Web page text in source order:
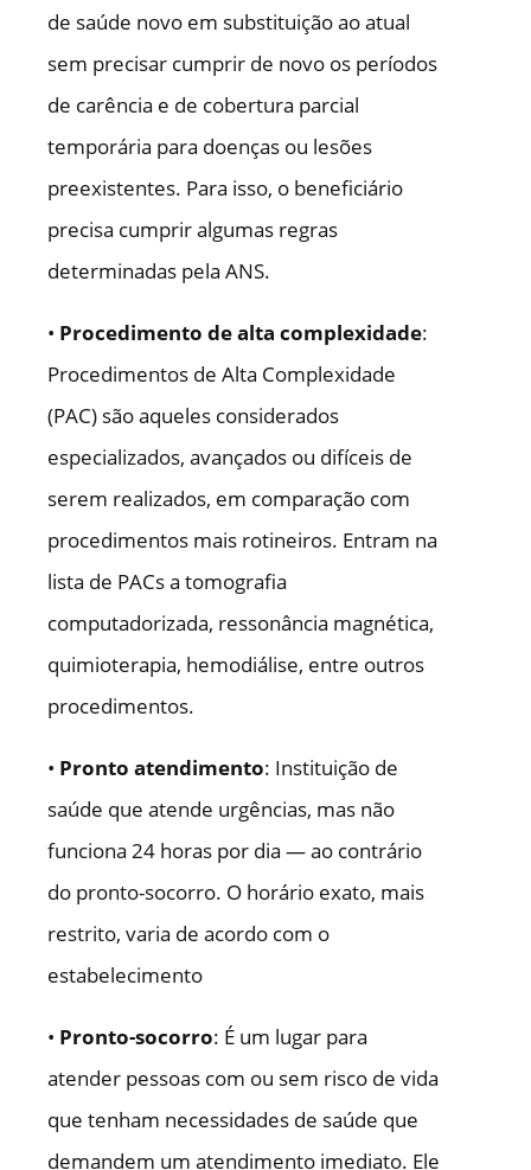
de saúde novo em substituição ao atual
sem precisar cumprir de novo os períodos
de carência e de cobertura parcial
temporária para doenças ou lesões
preexistentes. Para isso, o beneficiário
precisa cumprir algumas regras
determinadas pela ANS.
• Procedimento de alta complexidade:
Procedimentos de Alta Complexidade
(PAC) são aqueles considerados
especializados, avançados ou difíceis de
serem realizados, em comparação com
procedimentos mais rotineiros. Entram na
lista de PACs a tomografia
computadorizada, ressonância magnética,
quimioterapia, hemodiálise, entre outros
procedimentos.
• Pronto atendimento: Instituição de
saúde que atende urgências, mas não
funciona 24 horas por dia — ao contrário
do pronto-socorro. O horário exato, mais
restrito, varia de acordo com o
estabelecimento
• Pronto-socorro: É um lugar para
atender pessoas com ou sem risco de vida
que tenham necessidades de saúde que
demandem um atendimento imediato. Ele